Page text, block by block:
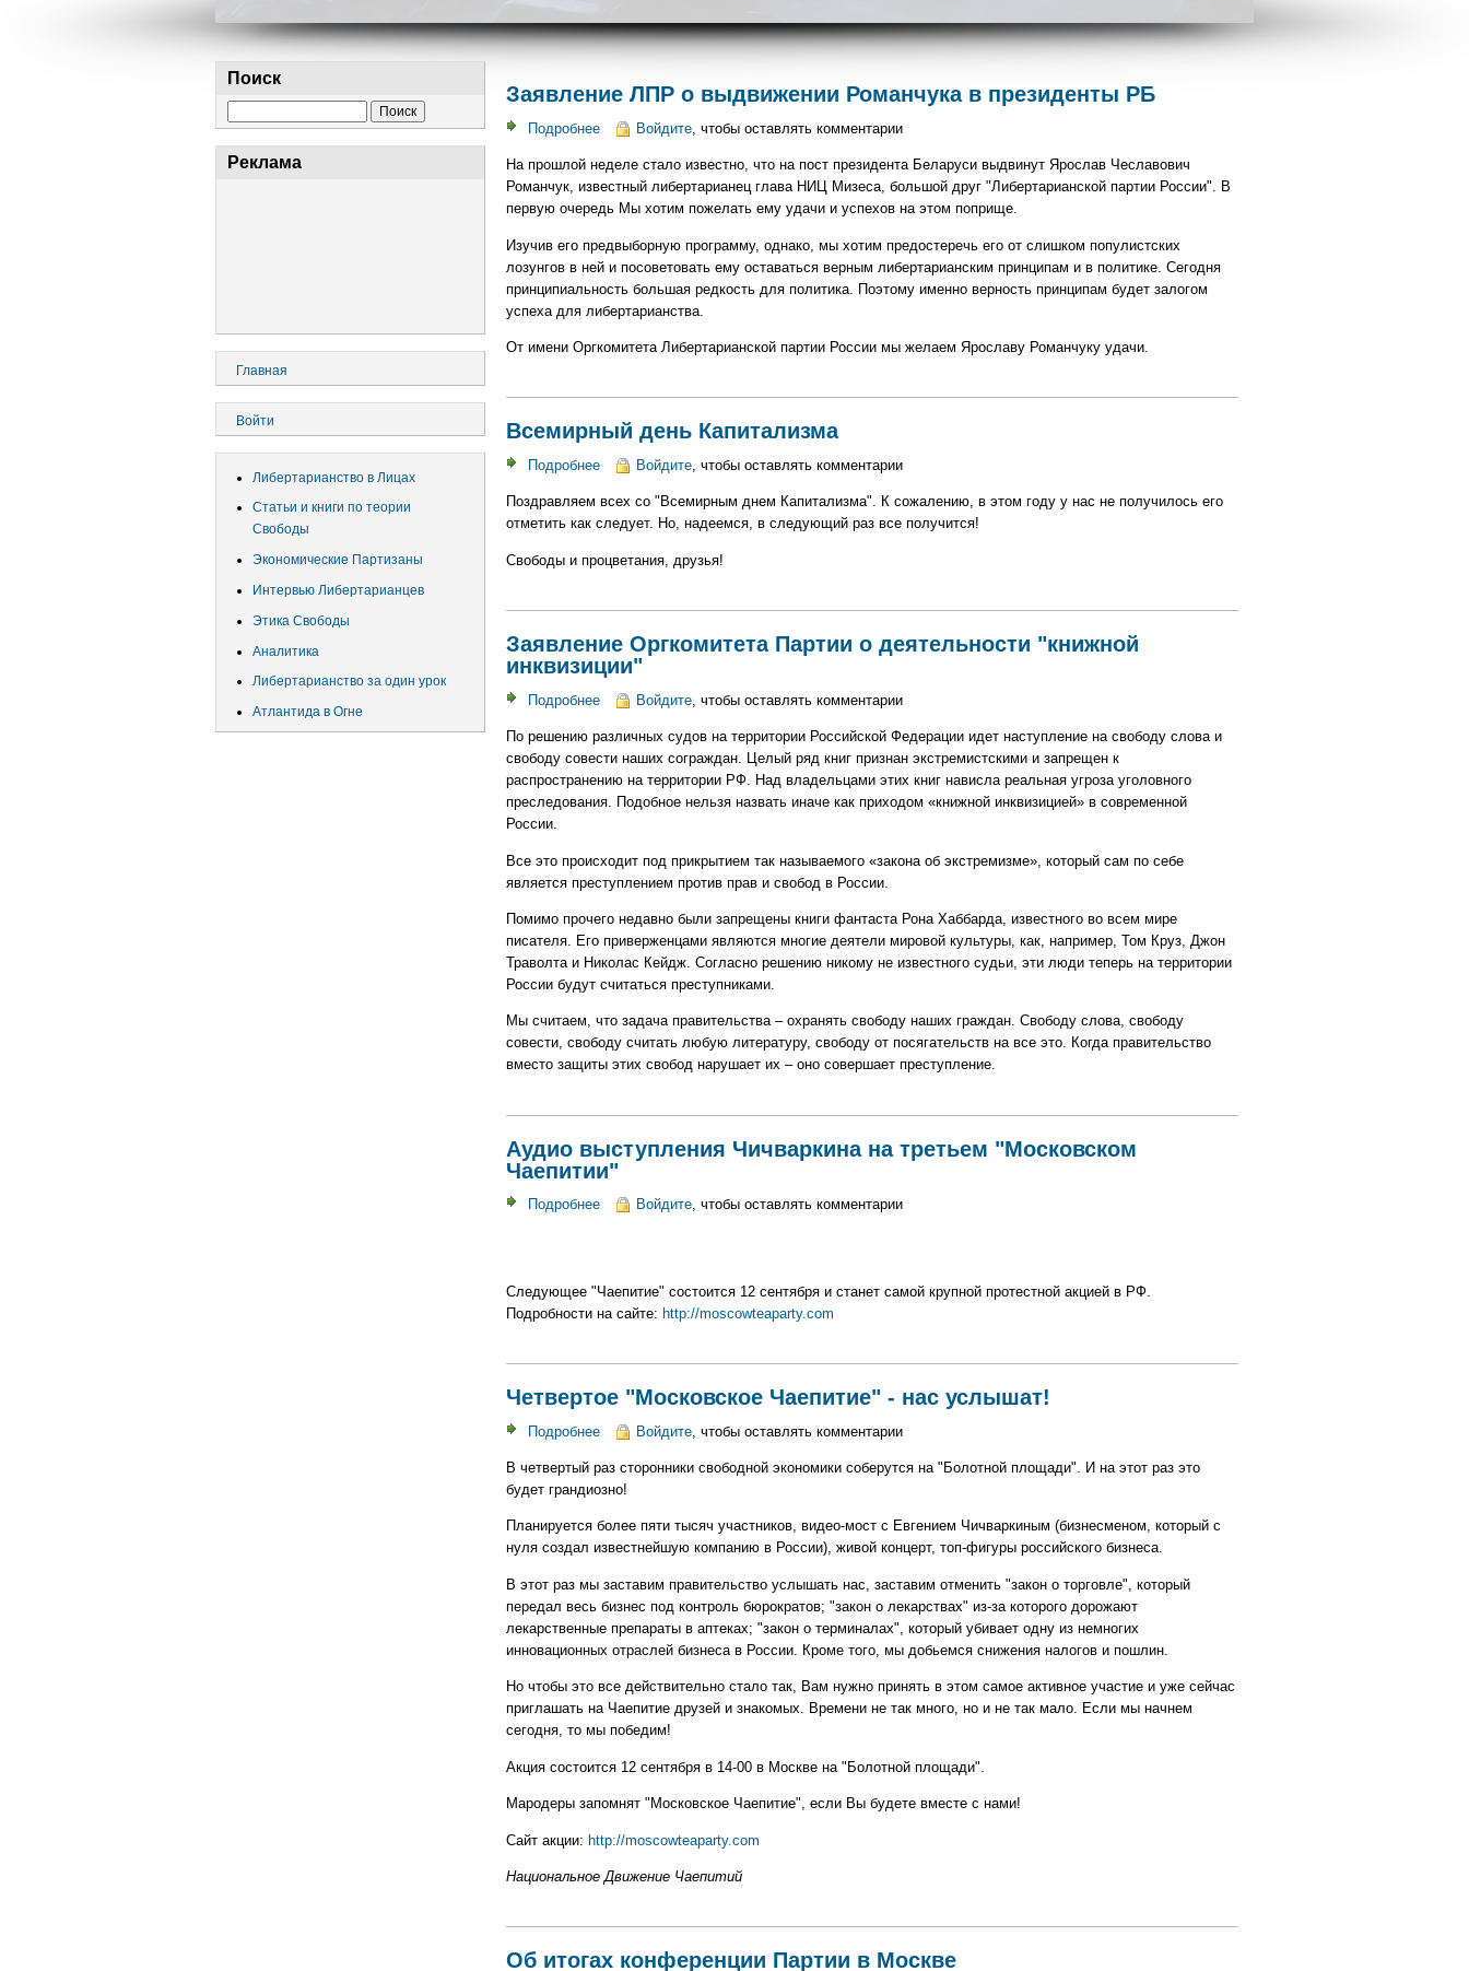
Заявление ЛПР о выдвижении Романчука в президенты РБ
Подробнее
ЛПР
о
выдвижении
Романчука
в
президенты
РБ
Войдите , чтобы оставлять комментарии
На прошлой неделе стало известно, что на пост президента Беларуси выдвинут Ярослав Чеславович
Романчук, известный либертарианец глава НИЦ Мизеса, большой друг "Либертарианской партии России". В
первую очередь Мы хотим пожелать ему удачи и успехов на этом поприще.
Изучив его предвыборную программу, однако, мы хотим предостеречь его от слишком популистских
лозунгов в ней и посоветовать ему оставаться верным либертарианским принципам и в политике. Сегодня
принципиальность большая редкость для политика. Поэтому именно верность принципам будет залогом
успеха для либертарианства.
От имени Оргкомитета Либертарианской партии России мы желаем Ярославу Романчуку удачи.
Всемирный день Капитализма
Подробнее
день
Капитализма
Войдите , чтобы оставлять комментарии
Поздравляем всех со "Всемирным днем Капитализма". К сожалению, в этом году у нас не получилось его
отметить как следует. Но, надеемся, в следующий раз все получится!
Свободы и процветания, друзья!
Заявление Оргкомитета Партии о деятельности "книжной
инквизиции"
Подробнее
Оргкомитета
Партии
о
деятельности
Войдите , чтобы оставлять комментарии
По решению различных судов на территории Российской Федерации идет наступление на свободу слова и
свободу совести наших сограждан. Целый ряд книг признан экстремистскими и запрещен к
распространению на территории РФ. Над владельцами этих книг нависла реальная угроза уголовного
преследования. Подобное нельзя назвать иначе как приходом «книжной инквизицией» в современной
России.
Все это происходит под прикрытием так называемого «закона об экстремизме», который сам по себе
является преступлением против прав и свобод в России.
Помимо прочего недавно были запрещены книги фантаста Рона Хаббарда, известного во всем мире
писателя. Его приверженцами являются многие деятели мировой культуры, как, например, Том Круз, Джон
Траволта и Николас Кейдж. Согласно решению никому не известного судьи, эти люди теперь на территории
России будут считаться преступниками.
Мы считаем, что задача правительства – охранять свободу наших граждан. Свободу слова, свободу
совести, свободу считать любую литературу, свободу от посягательств на все это. Когда правительство
вместо защиты этих свобод нарушает их – оно совершает преступление.
Аудио выступления Чичваркина на третьем "Московском
Чаепитии"
Подробнее
на
третьем
Войдите, чтобы оставлять комментарии
Следующее "Чаепитие" состоится 12 сентября и станет самой крупной протестной акцией в РФ.
Подробности на сайте: http://moscowteaparty.com
Четвертое "Московское Чаепитие" - нас услышат!
Подробнее
"Московское
Чаепитие"
-
Войдите , чтобы оставлять комментарии
В четвертый раз сторонники свободной экономики соберутся на "Болотной площади". И на этот раз это
будет грандиозно!
Планируется более пяти тысяч участников, видео-мост с Евгением Чичваркиным (бизнесменом, который с
нуля создал известнейшую компанию в России), живой концерт, топ-фигуры российского бизнеса.
В этот раз мы заставим правительство услышать нас, заставим отменить "закон о торговле", который
передал весь бизнес под контроль бюрократов; "закон о лекарствах" из-за которого дорожают
лекарственные препараты в аптеках; "закон о терминалах", который убивает одну из немногих
инновационных отраслей бизнеса в России. Кроме того, мы добьемся снижения налогов и пошлин.
Но чтобы это все действительно стало так, Вам нужно принять в этом самое активное участие и уже сейчас
приглашать на Чаепитие друзей и знакомых. Времени не так много, но и не так мало. Если мы начнем
сегодня, то мы победим!
Акция состоится 12 сентября в 14-00 в Москве на "Болотной площади".
Мародеры запомнят "Московское Чаепитие", если Вы будете вместе с нами!
Сайт акции: http://moscowteaparty.com
Национальное Движение Чаепитий
Об итогах конференции Партии в Москве
Поиск
Реклама
Основная
навигация
Главная
Меню
учётной
пользователя
Войти
Либертарианство в Лицах
Статьи и книги по теории
Свободы
Экономические Партизаны
Интервью Либертарианцев
Этика Свободы
Аналитика
Либертарианство за один урок
Атлантида в Огне